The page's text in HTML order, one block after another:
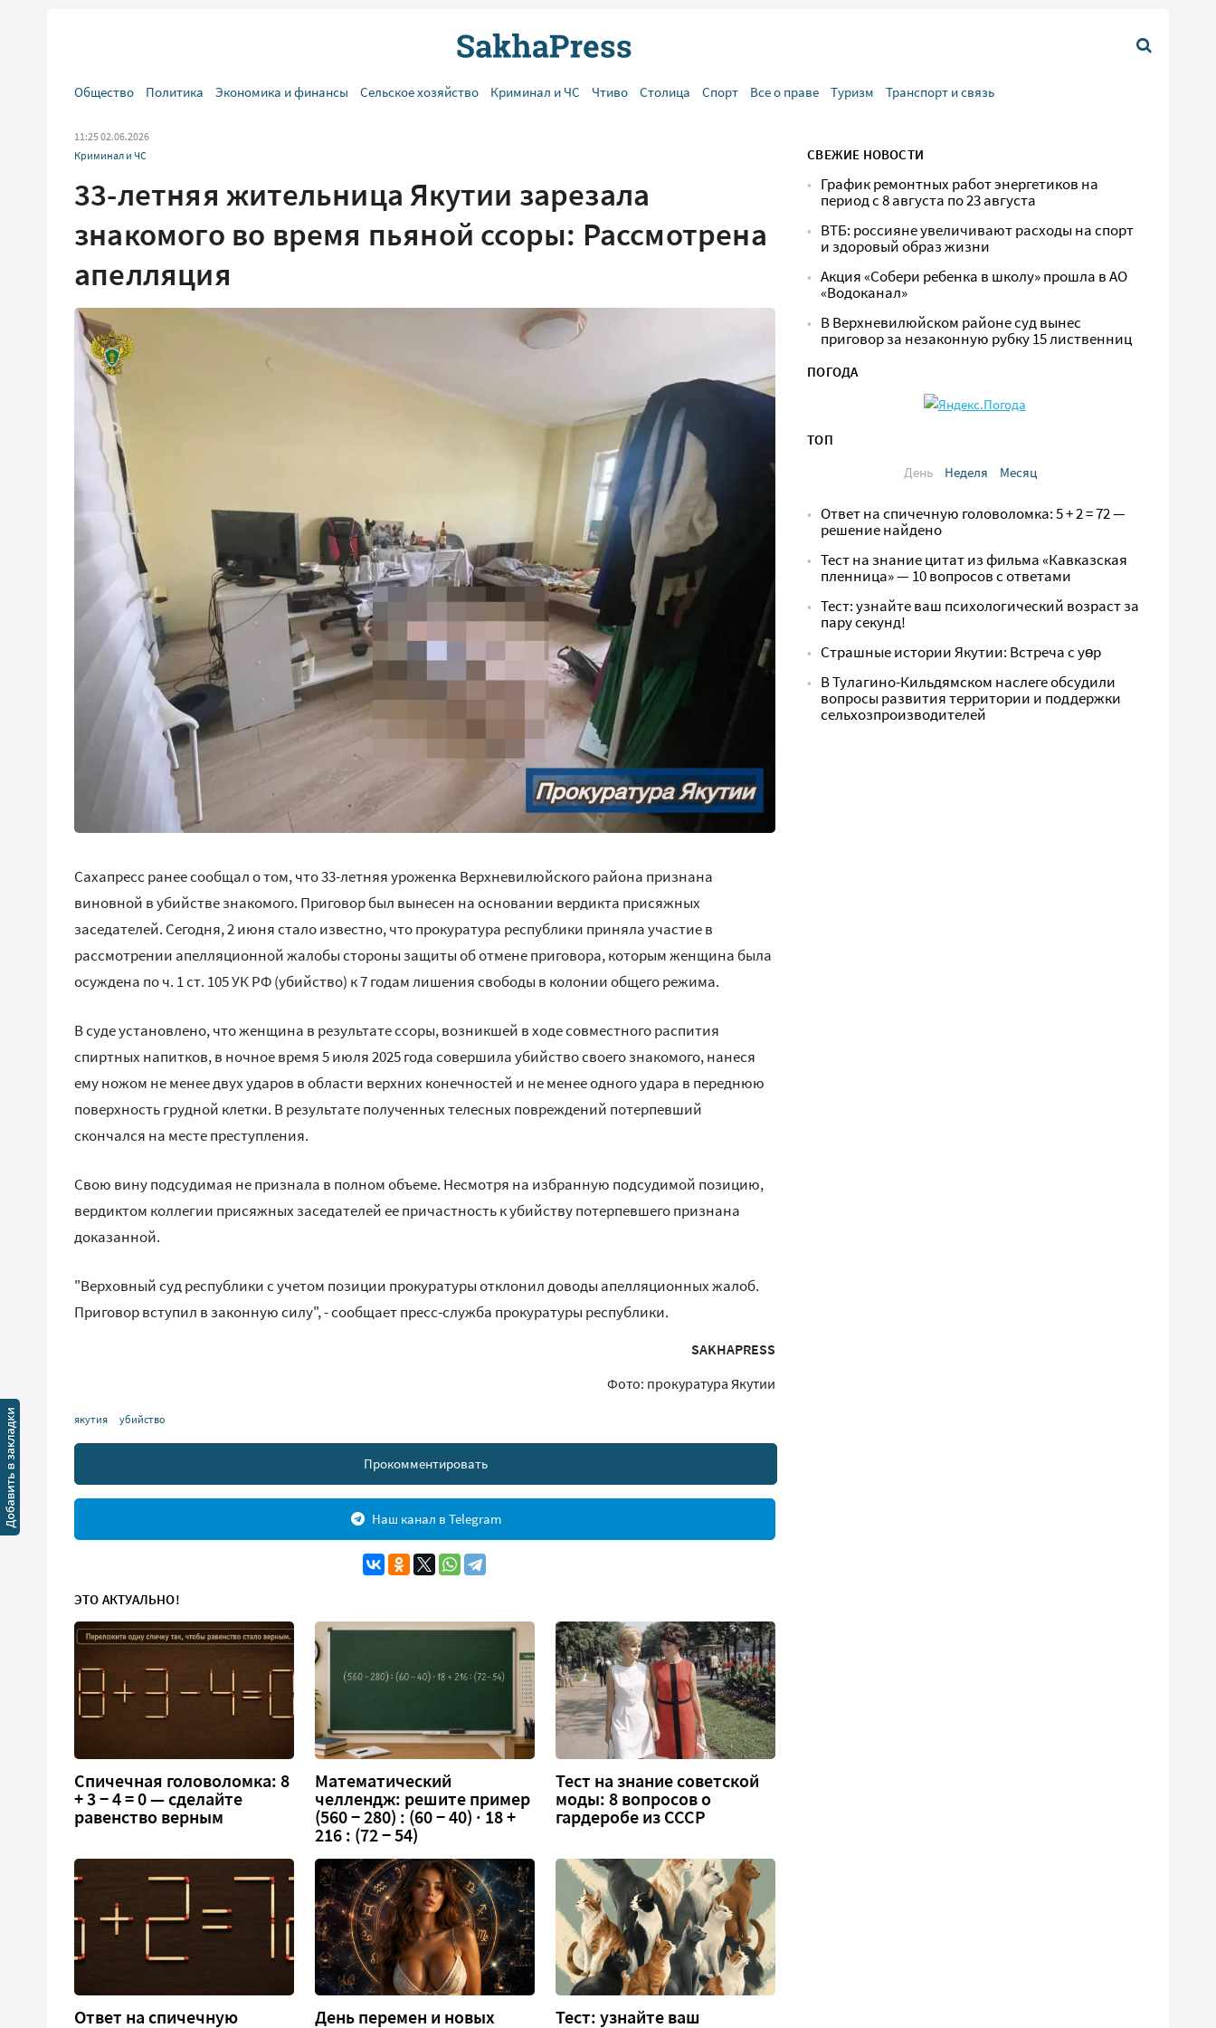
Общество Политика Экономика и финансы Сельское хозяйство Криминал и ЧС Чтиво Столица Спорт Все о праве Туризм Транспорт и связь
11:25 02.06.2026
Криминал и ЧС
33-летняя жительница Якутии зарезала
знакомого во время пьяной ссоры: Рассмотрена
апелляция
Сахапресс ранее сообщал о том, что 33-летняя уроженка Верхневилюйского района признана
виновной в убийстве знакомого. Приговор был вынесен на основании вердикта присяжных
заседателей. Сегодня, 2 июня стало известно, что прокуратура республики приняла участие в
рассмотрении апелляционной жалобы стороны защиты об отмене приговора, которым женщина была
осуждена по ч. 1 ст. 105 УК РФ (убийство) к 7 годам лишения свободы в колонии общего режима.
В суде установлено, что женщина в результате ссоры, возникшей в ходе совместного распития
спиртных напитков, в ночное время 5 июля 2025 года совершила убийство своего знакомого, нанеся
ему ножом не менее двух ударов в области верхних конечностей и не менее одного удара в переднюю
поверхность грудной клетки. В результате полученных телесных повреждений потерпевший
скончался на месте преступления.
Свою вину подсудимая не признала в полном объеме. Несмотря на избранную подсудимой позицию,
вердиктом коллегии присяжных заседателей ее причастность к убийству потерпевшего признана
доказанной.
"Верховный суд республики с учетом позиции прокуратуры отклонил доводы апелляционных жалоб.
Приговор вступил в законную силу", - сообщает пресс-служба прокуратуры республики.
SAKHAPRESS
Фото: прокуратура Якутии
якутия убийство
Прокомментировать
Наш канал в Telegram
ЭТО АКТУАЛЬНО!
Спичечная головоломка: 8
+ 3 − 4 = 0 — сделайте
равенство верным
Математический
челлендж: решите пример
(560 − 280) : (60 − 40) · 18 +
216 : (72 − 54)
Тест на знание советской
моды: 8 вопросов о
гардеробе из СССР
Ответ на спичечную
День перемен и новых
Тест: узнайте ваш
СВЕЖИЕ НОВОСТИ
График ремонтных работ энергетиков на
период с 8 августа по 23 августа
ВТБ: россияне увеличивают расходы на спорт
и здоровый образ жизни
Акция «Собери ребенка в школу» прошла в АО
«Водоканал»
В Верхневилюйском районе суд вынес
приговор за незаконную рубку 15 лиственниц
ПОГОДА
ТОП
День
Неделя Месяц
Ответ на спичечную головоломка: 5 + 2 = 72 —
решение найдено
Тест на знание цитат из фильма «Кавказская
пленница» — 10 вопросов с ответами
Тест: узнайте ваш психологический возраст за
пару секунд!
Страшные истории Якутии: Встреча с yөр
В Тулагино-Кильдямском наслеге обсудили
вопросы развития территории и поддержки
сельхозпроизводителей